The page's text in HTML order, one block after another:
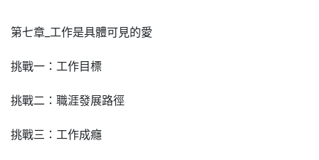
第七章_工作是具體可見的愛
挑戰一：工作目標
挑戰二：職涯發展路徑
挑戰三：工作成癮